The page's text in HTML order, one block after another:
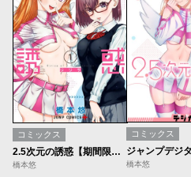
コミックス
2.5次元の誘惑【期間限定無料】
橋本悠
コミックス
橋本悠